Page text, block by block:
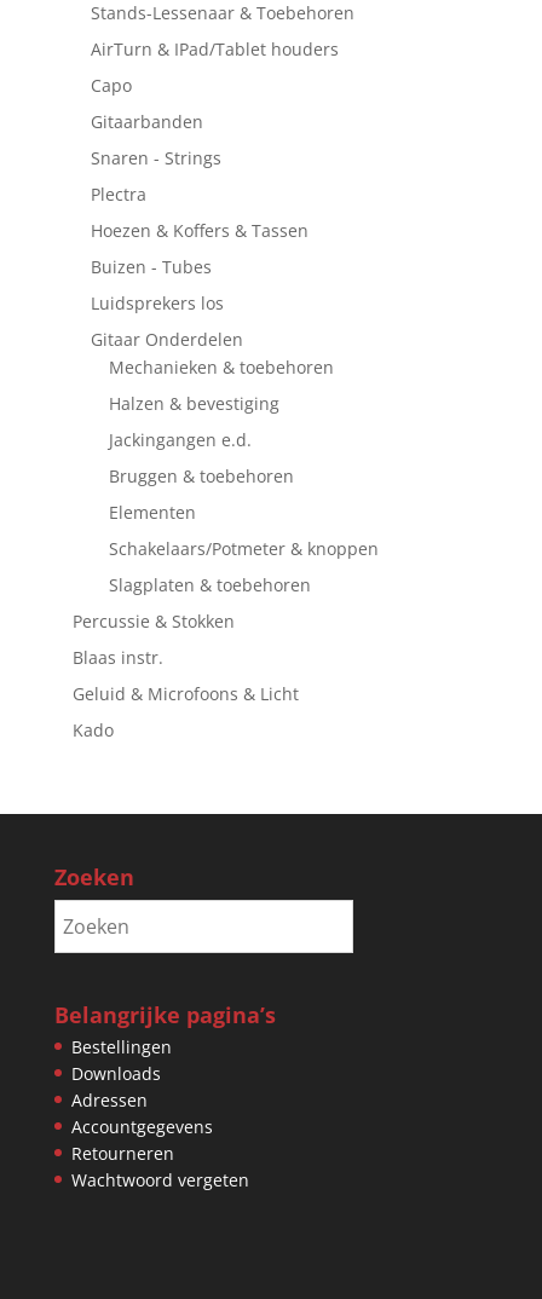
Stands-Lessenaar & Toebehoren
AirTurn & IPad/Tablet houders
Capo
Gitaarbanden
Snaren - Strings
Plectra
Hoezen & Koffers & Tassen
Buizen - Tubes
Luidsprekers los
Gitaar Onderdelen
Mechanieken & toebehoren
Halzen & bevestiging
Jackingangen e.d.
Bruggen & toebehoren
Elementen
Schakelaars/Potmeter & knoppen
Slagplaten & toebehoren
Percussie & Stokken
Blaas instr.
Geluid & Microfoons & Licht
Kado
Zoeken
Belangrijke pagina’s
Bestellingen
Downloads
Adressen
Accountgegevens
Retourneren
Wachtwoord vergeten